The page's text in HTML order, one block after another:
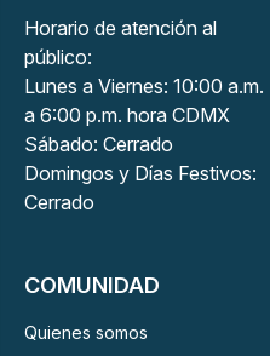
Horario de atención al
público:
Lunes a Viernes: 10:00 a.m.
a 6:00 p.m. hora CDMX
Sábado: Cerrado
Domingos y Días Festivos:
Cerrado
COMUNIDAD
Quienes somos